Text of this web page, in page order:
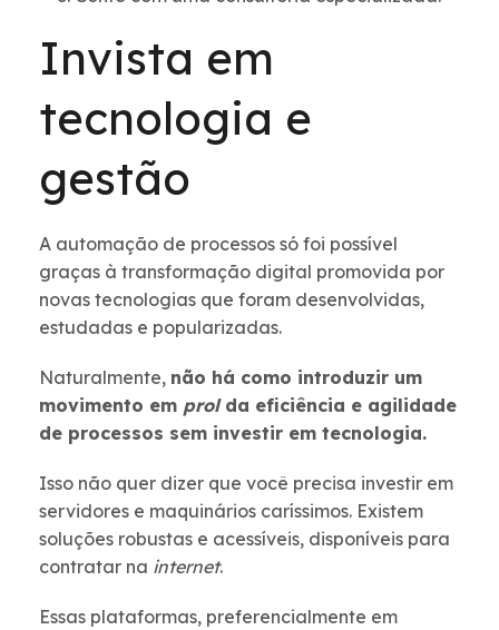
Invista em
tecnologia e
gestão
A automação de processos só foi possível
graças à transformação digital promovida por
novas tecnologias que foram desenvolvidas,
estudadas e popularizadas.
Naturalmente, não há como introduzir um
movimento em prol da eficiência e agilidade
de processos sem investir em tecnologia.
Isso não quer dizer que você precisa investir em
servidores e maquinários caríssimos. Existem
soluções robustas e acessíveis, disponíveis para
contratar na internet.
Essas plataformas, preferencialmente em